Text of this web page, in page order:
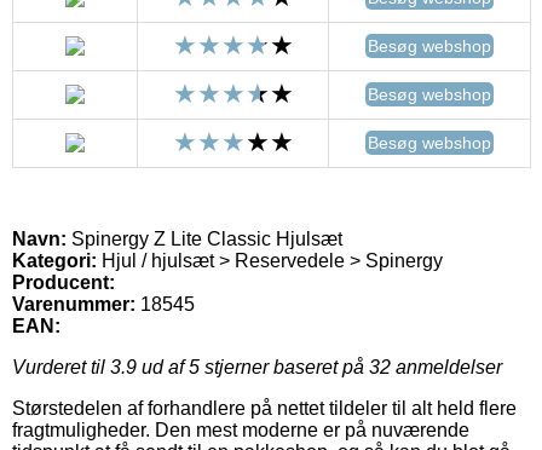
Besøg webshop
Besøg webshop
Besøg webshop
Navn: Spinergy Z Lite Classic Hjulsæt
Kategori: Hjul / hjulsæt > Reservedele > Spinergy
Producent:
Varenummer: 18545
EAN:
Vurderet til 3.9 ud af 5 stjerner baseret på 32 anmeldelser
Størstedelen af forhandlere på nettet tildeler til alt held flere
fragtmuligheder. Den mest moderne er på nuværende